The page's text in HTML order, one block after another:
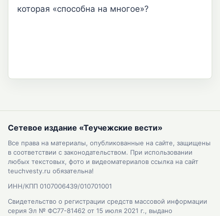
которая «способна на многое»?
Сетевое издание «Теучежские вести»
Все права на материалы, опубликованные на сайте, защищены
в соответствии с законодательством. При использовании
любых текстовых, фото и видеоматериалов ссылка на сайт
teuchvesty.ru обязательна!
ИНН/КПП 0107006439/010701001
Свидетельство о регистрации средств массовой информации
серия Эл № ФС77-81462 от 15 июля 2021 г., выдано